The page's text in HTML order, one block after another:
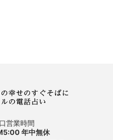
営業時間
年中無休